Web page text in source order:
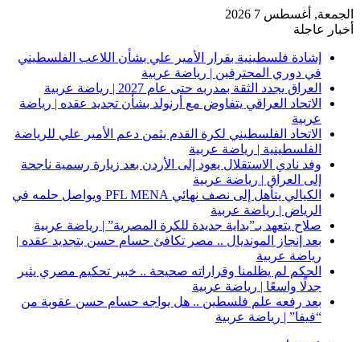
الجمعة, أغسطس 7 2026
أخبار عاجلة
إشادة فلسطينية بقرار الأمير علي بشأن اللاعب الفلسطيني
في دوري المحترفين | رياضة عربية
العراق يجدد الثقة بمدربه حتى عام 2027 | رياضة عربية
الاتحاد العراقي يتفاوض مع أرنولد بشأن تجديد عقده | رياضة
عربية
الاتحاد الفلسطيني لكرة القدم يثمن دعم الأمير علي للرياضة
الفلسطينية | رياضة عربية
وفد نادي الاستقلال يعود إلى الأردن بعد زيارة رسمية ناجحة
إلى العراق | رياضة عربية
الكيالي يتأهل إلى نصف نهائي PFL MENA ويواصل حلمه في
الرياض | رياضة عربية
صلاح يتعهد بـ”بداية جديدة للكرة المصرية” | رياضة عربية
بعد إنجاز المونديال .. مصر تكافئ حسام حسن بتجديد عقده |
رياضة عربية
الحكم لم يظلمنا وقراراته صحيحة .. خبير تحكيم مصري يثير
جدلًا واسعًا | رياضة عربية
بعد رفعه علم فلسطين .. هل يواجه حسام حسن عقوبة من
“فيفا” | رياضة عربية